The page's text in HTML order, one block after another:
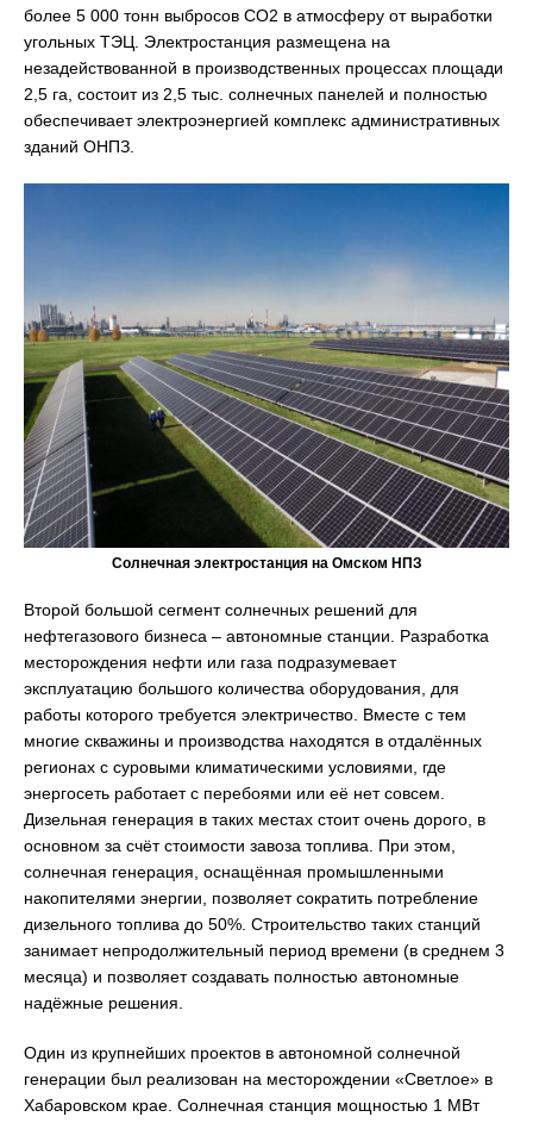
более 5 000 тонн выбросов CO2 в атмосферу от выработки
угольных ТЭЦ. Электростанция размещена на
незадействованной в производственных процессах площади
2,5 га, состоит из 2,5 тыс. солнечных панелей и полностью
обеспечивает электроэнергией комплекс административных
зданий ОНПЗ.
Солнечная электростанция на Омском НПЗ
Второй большой сегмент солнечных решений для
нефтегазового бизнеса – автономные станции. Разработка
месторождения нефти или газа подразумевает
эксплуатацию большого количества оборудования, для
работы которого требуется электричество. Вместе с тем
многие скважины и производства находятся в отдалённых
регионах с суровыми климатическими условиями, где
энергосеть работает с перебоями или её нет совсем.
Дизельная генерация в таких местах стоит очень дорого, в
основном за счёт стоимости завоза топлива. При этом,
солнечная генерация, оснащённая промышленными
накопителями энергии, позволяет сократить потребление
дизельного топлива до 50%. Строительство таких станций
занимает непродолжительный период времени (в среднем 3
месяца) и позволяет создавать полностью автономные
надёжные решения.
Один из крупнейших проектов в автономной солнечной
генерации был реализован на месторождении «Светлое» в
Хабаровском крае. Солнечная станция мощностью 1 МВт